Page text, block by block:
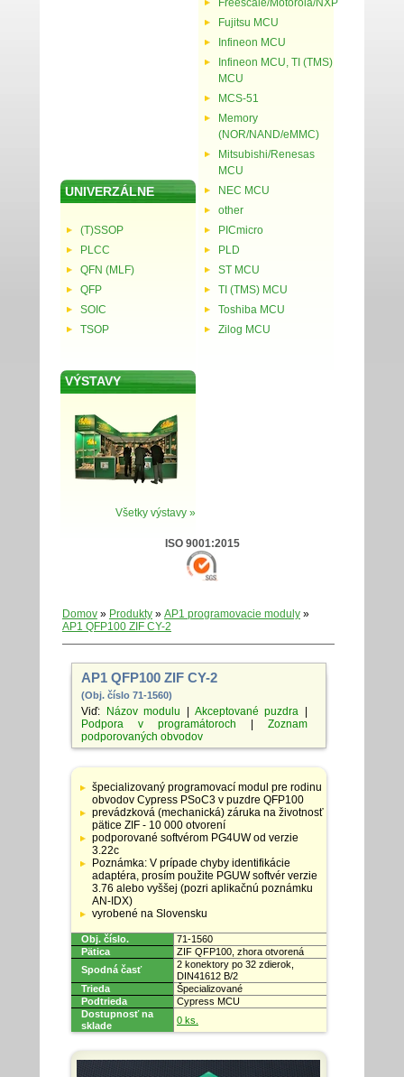
UNIVERZÁLNE
(T)SSOP
PLCC
QFN (MLF)
QFP
SOIC
TSOP
Freescale/Motorola/NXP
Fujitsu MCU
Infineon MCU
Infineon MCU, TI (TMS)
MCU
MCS-51
Memory
(NOR/NAND/eMMC)
Mitsubishi/Renesas
MCU
NEC MCU
other
PICmicro
PLD
ST MCU
TI (TMS) MCU
Toshiba MCU
Zilog MCU
VÝSTAVY
Všetky výstavy »
ISO 9001:2015
Domov » Produkty » AP1 programovacie moduly »
AP1 QFP100 ZIF CY-2
AP1 QFP100 ZIF CY-2
(Obj. číslo 71-1560)
Viď: Názov modulu Akceptované puzdra
Podpora v programátoroch
Zoznam
podporovaných obvodov
Tabuľka
so
špecifikáciami
adaptérov
špecializovaný programovací modul pre rodinu
obvodov Cypress PSoC3 v puzdre QFP100
prevádzková (mechanická) záruka na životnosť
pätice ZIF - 10 000 otvorení
podporované softvérom PG4UW od verzie
3.22c
Poznámka: V prípade chyby identifikácie
adaptéra, prosím použite PGUW softvér verzie
3.76 alebo vyššej (pozri aplikačnú poznámku
AN-IDX)
vyrobené na Slovensku
Obj. číslo.
71-1560
Pätica
ZIF QFP100, zhora otvorená
Spodná časť
2 konektory po 32 zdierok,
DIN41612 B/2
Trieda
Špecializované
Podtrieda
Cypress MCU
Dostupnosť na
sklade
0 ks.